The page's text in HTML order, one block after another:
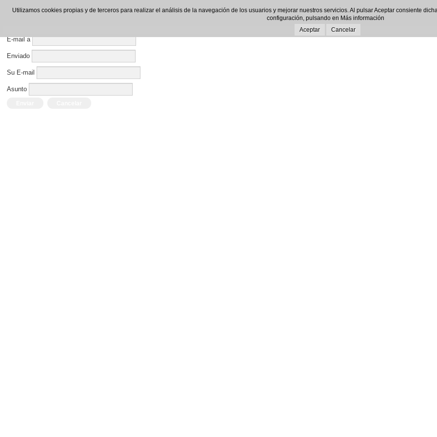
Enviar por E-mail este enlace a un amigo.
E-mail a
Enviado
Su E-mail
Asunto
Utilizamos cookies propias y de terceros para realizar el análisis de la navegación de los usuarios y mejorar nuestros servicios. Al pulsar Aceptar consiente
configuración, pulsando en Más información
Aceptar
Cancelar